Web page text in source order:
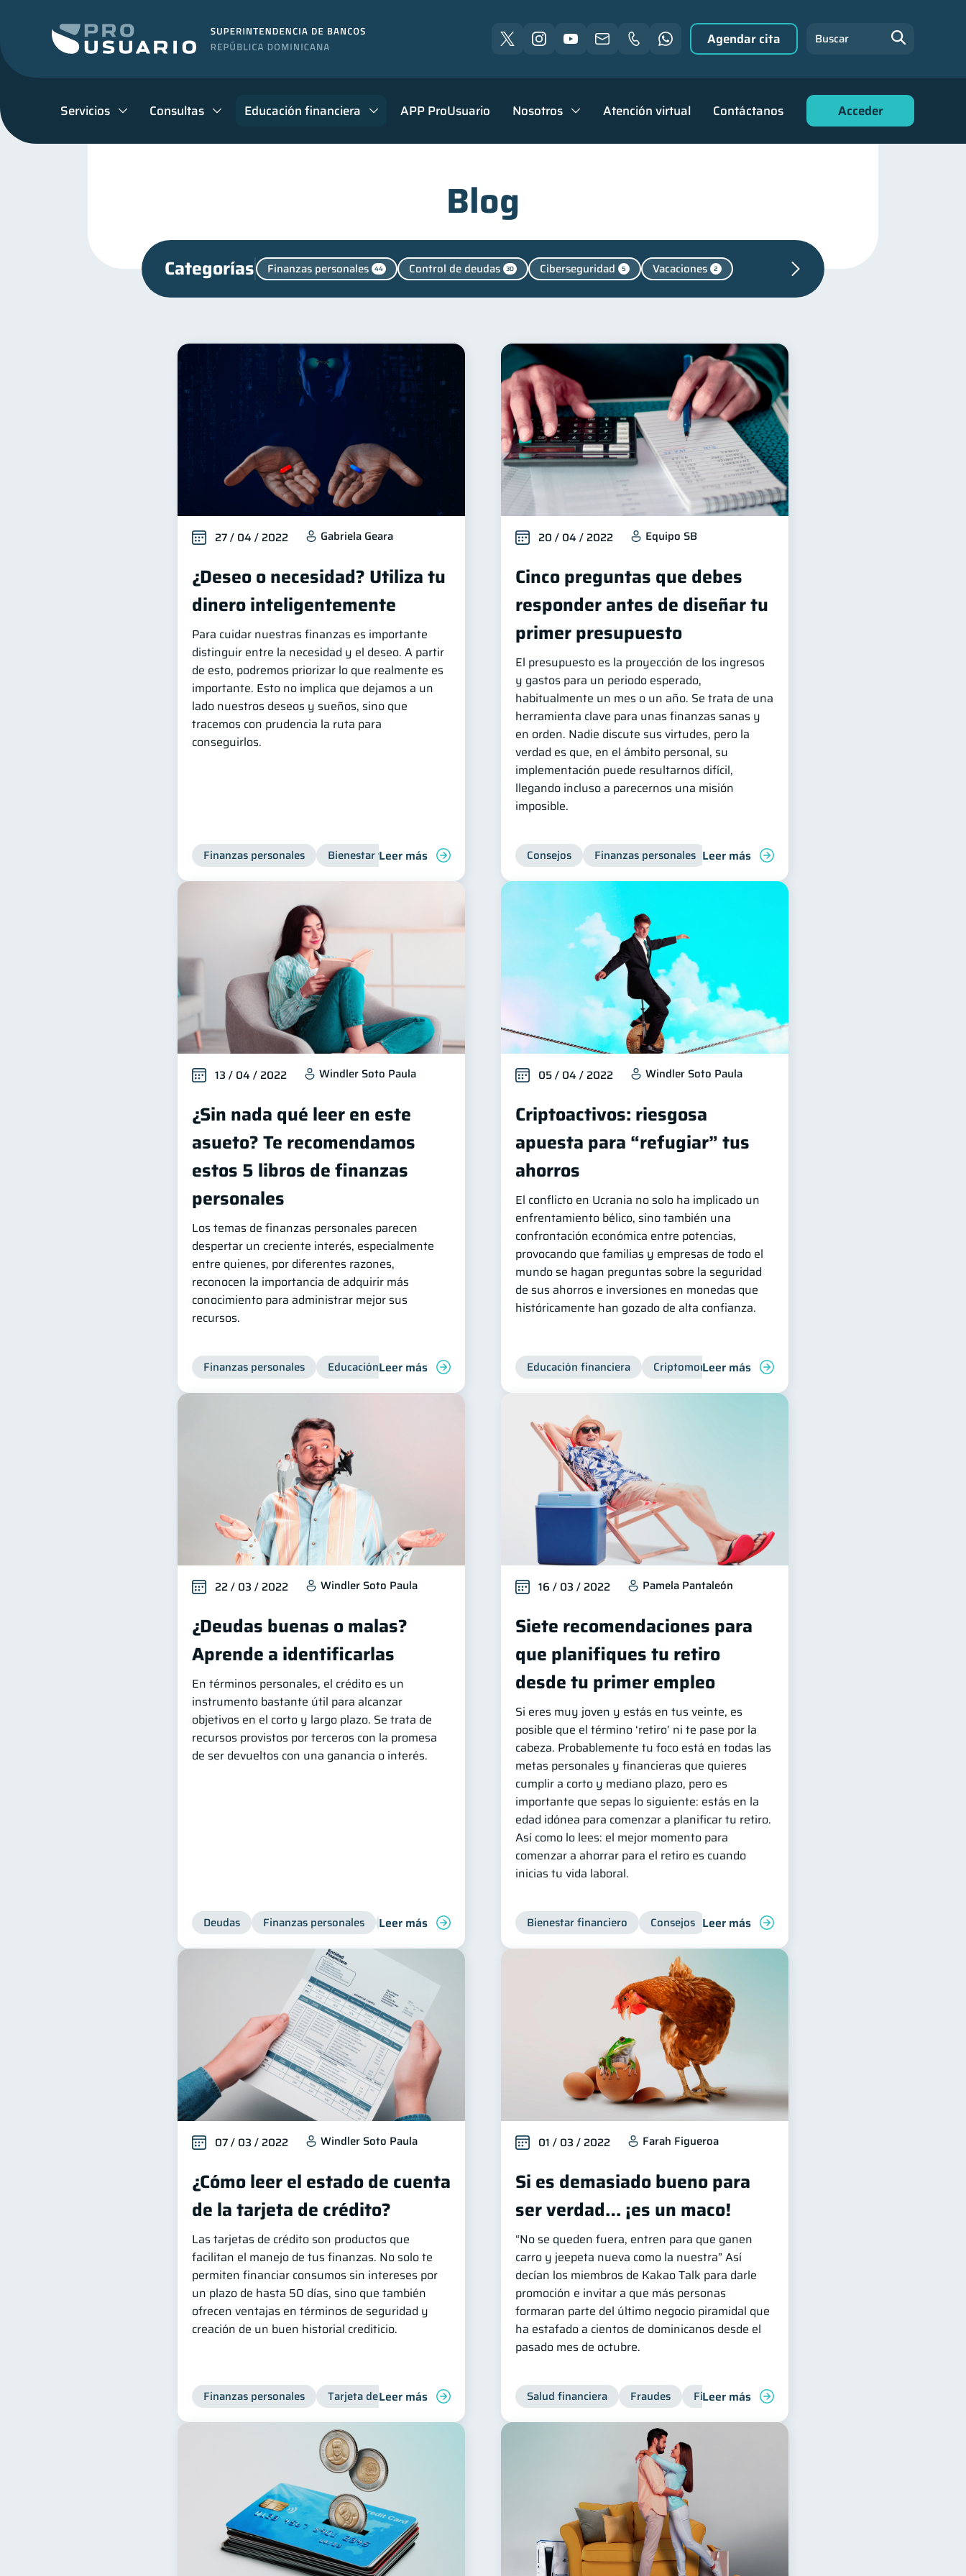
Servicios Consultas Educación financiera APP ProUsuario Nosotros Atención virtual Contáctanos Acceder
Agendar cita Buscar
Blog
Categorías Finanzas personales 44 Control de deudas 30 Ciberseguridad 5 Vacaciones 2
Salud financiera 12 Productos financieros Organización Financiera
Entidad financiera Préstamos Ahorro 8 Consejos 6 Tarjeta de crédito
Historial crediticio Servicios Derechos & Deberes Superintendencia de Bancos 4 Inversiones 2
Finanzas Personales Educación Financiera Mipymes 1 Información financiera inversiones 1
Salud mental 1 ahorro Retiro 1 Doble sueldo Gasto responsable 1 información financiera 1
27 / 04 / 2022 Gabriela Geara
¿Deseo o necesidad? Utiliza tu
dinero inteligentemente
Para cuidar nuestras finanzas es importante
distinguir entre la necesidad y el deseo. A partir
de esto, podremos priorizar lo que realmente es
importante. Esto no implica que dejamos a un
lado nuestros deseos y sueños, sino que
tracemos con prudencia la ruta para
conseguirlos.
Finanzas personales Bienestar financiero Organización Financiera Inclusión financiera Finanzas para jóvenes
Leer más
20 / 04 / 2022 Equipo SB
Cinco preguntas que debes
responder antes de diseñar tu
primer presupuesto
El presupuesto es la proyección de los ingresos
y gastos para un periodo esperado,
habitualmente un mes o un año. Se trata de una
herramienta clave para unas finanzas sanas y
en orden. Nadie discute sus virtudes, pero la
verdad es que, en el ámbito personal, su
implementación puede resultarnos difícil,
llegando incluso a parecernos una misión
imposible.
Consejos Finanzas personales Educación financiera
Leer más
13 / 04 / 2022 Windler Soto Paula
¿Sin nada qué leer en este
asueto? Te recomendamos
estos 5 libros de finanzas
personales
Los temas de finanzas personales parecen
despertar un creciente interés, especialmente
entre quienes, por diferentes razones,
reconocen la importancia de adquirir más
conocimiento para administrar mejor sus
recursos.
Finanzas personales Educación financiera Bienestar financiero Consejos Vacaciones
Leer más
05 / 04 / 2022 Windler Soto Paula
Criptoactivos: riesgosa
apuesta para “refugiar” tus
ahorros
El conflicto en Ucrania no solo ha implicado un
enfrentamiento bélico, sino también una
confrontación económica entre potencias,
provocando que familias y empresas de todo el
mundo se hagan preguntas sobre la seguridad
de sus ahorros e inversiones en monedas que
históricamente han gozado de alta confianza.
Educación financiera CriptomonedasLeer más
22 / 03 / 2022 Windler Soto Paula
¿Deudas buenas o malas?
Aprende a identificarlas
En términos personales, el crédito es un
instrumento bastante útil para alcanzar
objetivos en el corto y largo plazo. Se trata de
recursos provistos por terceros con la promesa
de ser devueltos con una ganancia o interés.
Deudas Finanzas personales Bienestar financiero Manejo de deudas Control de deudas
Leer más
16 / 03 / 2022 Pamela Pantaleón
Siete recomendaciones para
que planifiques tu retiro
desde tu primer empleo
Si eres muy joven y estás en tus veinte, es
posible que el término ‘retiro’ ni te pase por la
cabeza. Probablemente tu foco está en todas las
metas personales y financieras que quieres
cumplir a corto y mediano plazo, pero es
importante que sepas lo siguiente: estás en la
edad idónea para comenzar a planificar tu retiro.
Así como lo lees: el mejor momento para
comenzar a ahorrar para el retiro es cuando
inicias tu vida laboral.
Bienestar financiero Consejos Ahorro
Leer más
07 / 03 / 2022 Windler Soto Paula
¿Cómo leer el estado de cuenta
de la tarjeta de crédito?
Las tarjetas de crédito son productos que
facilitan el manejo de tus finanzas. No solo te
permiten financiar consumos sin intereses por
un plazo de hasta 50 días, sino que también
ofrecen ventajas en términos de seguridad y
creación de un buen historial crediticio.
Finanzas personales Tarjeta de crédito Inclusión financiera Finanzas para jóvenes Manejo de deudas
Leer más
01 / 03 / 2022 Farah Figueroa
Si es demasiado bueno para
ser verdad… ¡es un maco!
“No se queden fuera, entren para que ganen
carro y jeepeta nueva como la nuestra” Así
decían los miembros de Kakao Talk para darle
promoción e invitar a que más personas
formaran parte del último negocio piramidal que
ha estafado a cientos de dominicanos desde el
pasado mes de octubre.
Salud financiera Fraudes Finanzas personales
Leer más